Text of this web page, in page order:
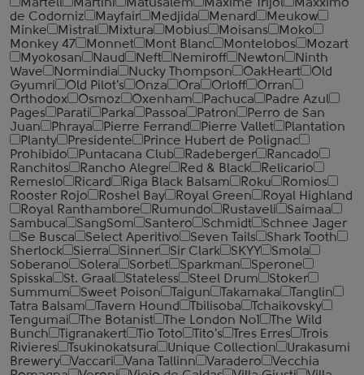
Martell
Martini Matusalem Maxime Trijol
Maxximo
de Codorniz
Mayfair Medjida Menard
Meukow
Minke
Mistral Mixtura Mobius Moisans
Moko
Monkey 47
Monnet Mont Blanc Montelobos
Mozart
Myokosan
Naud Neft Nemiroff Newton
Ninth
Wave
Normindia Nucky Thompson OakHeart
Old
Gyumri
Old Pilot's Onza Ora Orloff
Orran
Orthodox
Osmoz Oxenham Pachuca
Padre Azul
Pages
Parati Parka Passoa Patron
Perro de San
Juan
Phraya Pierre Ferrand Pierre Vallet
Plantation
Planty
Presidente
Prince Hubert de Polignac
Prohibido
Puntacana Club Radeberger
Rancado
Ranchitos
Rancho Alegre Red & Black
Relicario
Remeslo
Ricard Riga Black Balsam Roku
Romios
Rooster Rojo
Roshel Bay Royal Green
Royal Highland
Royal Ranthambore
Rumundo Rustaveli
Saimaa
Sambuca
SangSom Santero Schmidt
Schnee Jager
Se Busca
Select Aperitivo Seven Tails
Shark Tooth
Sherlock
Sierra Sinner Sir Clark SKYY
Smola
Soberano
Solera Sorbet Sparkman
Sperone
Spisska
St. Graal Stateless Steel Drum
Stoker
Summum
Sweet Poison Taigun Takamaka
Tanglin
Tatra Balsam
Tavern Hound Tbilisoba
Tchaikovsky
Tengumai
The Botanist The London №1
The Wild
Bunch
Tigranakert Tio Toto Tito's Tres Erres
Trois
Rivieres
Tsukinokatsura Unique Collection
Urakasumi
Brewery
Vaccari Vana Tallinn Varadero
Vecchia